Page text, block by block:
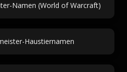
Namen (World of Warcraft)
Haustiernamen